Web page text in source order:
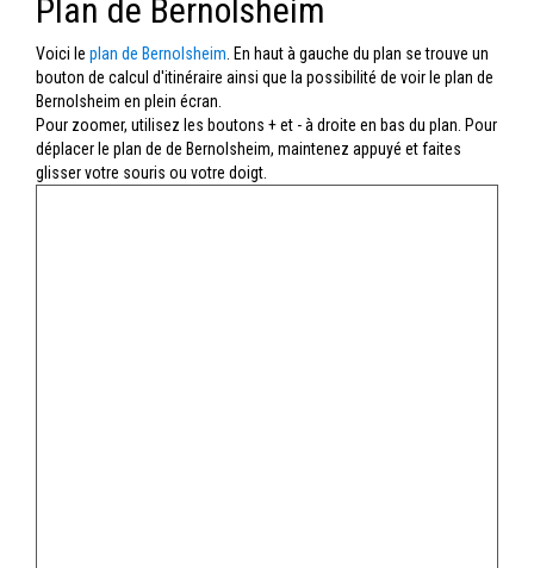
Plan de Bernolsheim
Voici le plan de Bernolsheim . En haut à gauche du plan se trouve un
bouton de calcul d'itinéraire ainsi que la possibilité de voir le plan de
Bernolsheim en plein écran.
Pour zoomer, utilisez les boutons + et - à droite en bas du plan. Pour
déplacer le plan de de Bernolsheim, maintenez appuyé et faites
glisser votre souris ou votre doigt.